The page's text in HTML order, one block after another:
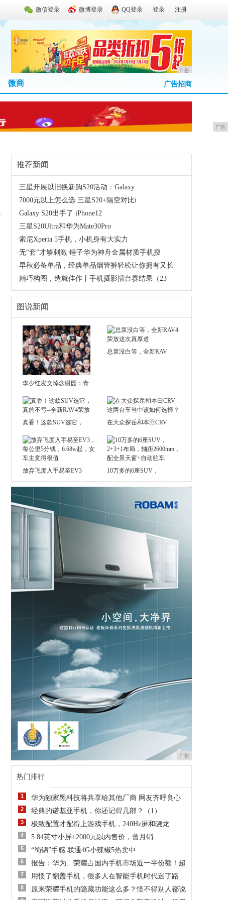
微信登录 微博登录 QQ登录 登录 注册
广告
微商 广告招商
广告
推荐新闻
·三星开展以旧换新购S20活动：Galaxy
· 7000元以上怎么选 三星S20+隔空对比i
·Galaxy S20出手了 iPhone12
·三星S20Ultra和华为Mate30Pro
·索尼Xperia 5手机，小机身有大实力
·无“套”才够刺激 锤子华为神舟金属材质手机搜
·早秋必备单品，经典单品烟管裤轻松让你拥有又长
·精巧构图，造就佳作丨手机摄影擂台赛结果（23
图说新闻
李少红发文悼念谢园：青
总算没白等，全新RAV
真香！这款SUV选它， 在大众探岳和本田CRV
放弃飞度入手易至EV3 10万多的6座SUV，
广告
热门排行
1 华为独家黑科技将共享给其他厂商 网友齐呼良心
2 经典的诺基亚手机，你还记得几部？（1）
3 极致配置才配得上游戏手机，240Hz屏和骁龙
4 5.84英寸小屏+2000元以内售价，曾月销
5 “蜀锦”手感 联通4G小辣椒5热卖中
6 报告：华为、荣耀占国内手机市场近一半份额！超
7 用惯了翻盖手机，很多人在智能手机时代迷了路
8 原来荣耀手机的隐藏功能这么多？怪不得别人都说